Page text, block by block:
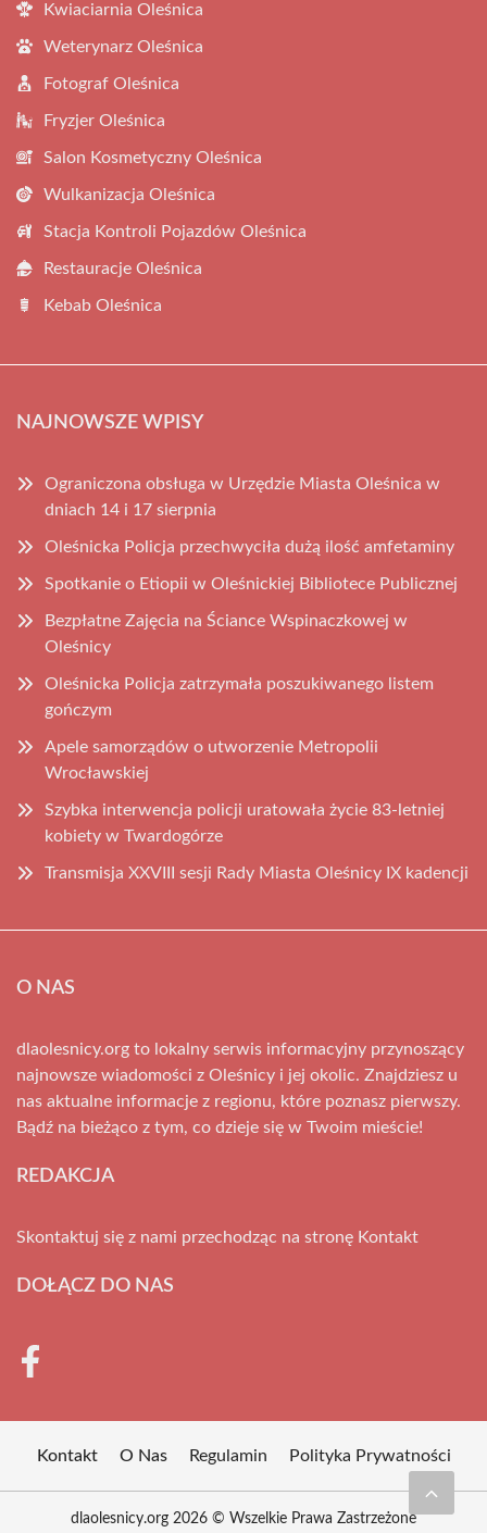
Kwiaciarnia Oleśnica
Weterynarz Oleśnica
Fotograf Oleśnica
Fryzjer Oleśnica
Salon Kosmetyczny Oleśnica
Wulkanizacja Oleśnica
Stacja Kontroli Pojazdów Oleśnica
Restauracje Oleśnica
Kebab Oleśnica
NAJNOWSZE WPISY
Ograniczona obsługa w Urzędzie Miasta Oleśnica w
dniach 14 i 17 sierpnia
Oleśnicka Policja przechwyciła dużą ilość amfetaminy
Spotkanie o Etiopii w Oleśnickiej Bibliotece Publicznej
Bezpłatne Zajęcia na Ściance Wspinaczkowej w
Oleśnicy
Oleśnicka Policja zatrzymała poszukiwanego listem
gończym
Apele samorządów o utworzenie Metropolii
Wrocławskiej
Szybka interwencja policji uratowała życie 83-letniej
kobiety w Twardogórze
Transmisja XXVIII sesji Rady Miasta Oleśnicy IX kadencji
O NAS
dlaolesnicy.org to lokalny serwis informacyjny przynoszący
najnowsze wiadomości z Oleśnicy i jej okolic. Znajdziesz u
nas aktualne informacje z regionu, które poznasz pierwszy.
Bądź na bieżąco z tym, co dzieje się w Twoim mieście!
REDAKCJA
Skontaktuj się z nami przechodząc na stronę Kontakt
DOŁĄCZ DO NAS
Kontakt O Nas Regulamin Polityka Prywatności
dlaolesnicy.org 2026 © Wszelkie Prawa Zastrzeżone